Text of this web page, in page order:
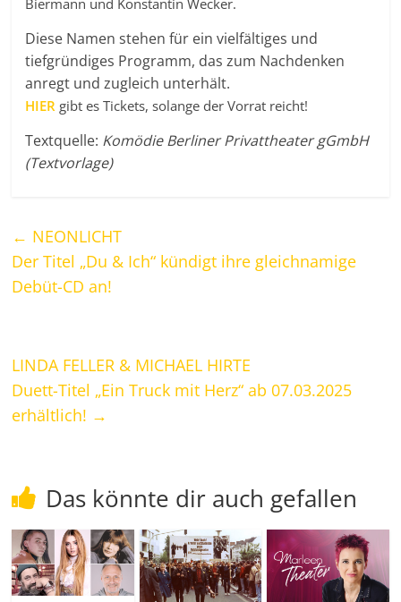
Biermann und Konstantin Wecker.
Diese Namen stehen für ein vielfältiges und
tiefgründiges Programm, das zum Nachdenken
anregt und zugleich unterhält.
HIER gibt es Tickets, solange der Vorrat reicht!
Textquelle: Komödie Berliner Privattheater gGmbH
(Textvorlage)
← NEONLICHT
Der Titel „Du & Ich“ kündigt ihre gleichnamige
Debüt-CD an!
LINDA FELLER & MICHAEL HIRTE
Duett-Titel „Ein Truck mit Herz“ ab 07.03.2025
erhältlich! →
Das könnte dir auch gefallen